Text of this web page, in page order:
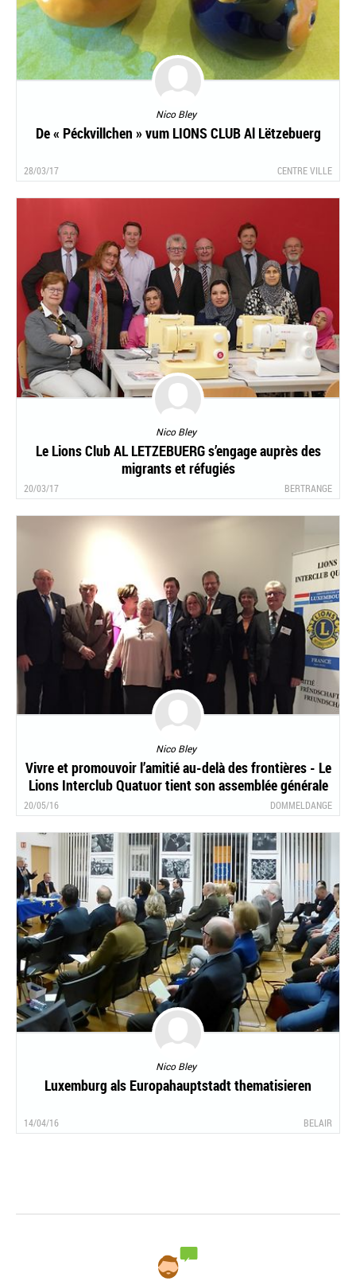
Nico Bley
De « Péckvillchen » vum LIONS CLUB Al Lëtzebuerg
28/03/17 CENTRE VILLE
Nico Bley
Le Lions Club AL LETZEBUERG s’engage auprès des
migrants et réfugiés
20/03/17 BERTRANGE
Nico Bley
Vivre et promouvoir l’amitié au-delà des frontières - Le
Lions Interclub Quatuor tient son assemblée générale
20/05/16 DOMMELDANGE
Nico Bley
Luxemburg als Europahauptstadt thematisieren
14/04/16 BELAIR